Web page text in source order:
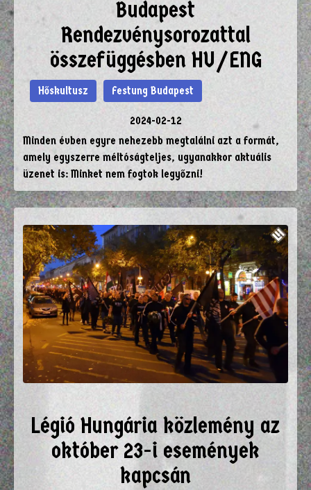
Budapest
Rendezvénysorozattal
összefüggésben HU/ENG
Hőskultusz Festung Budapest
2024-02-12
Minden évben egyre nehezebb megtalálni azt a formát,
amely egyszerre méltóságteljes, ugyanakkor aktuális
üzenet is: Minket nem fogtok legyőzni!
Légió Hungária közlemény az
október 23-i események
kapcsán